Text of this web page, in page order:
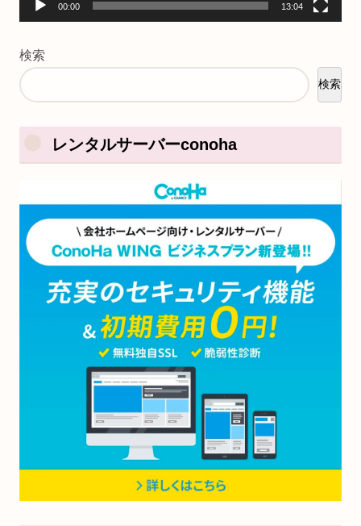
00:00 13:04
検索
検索
レンタルサーバーconoha